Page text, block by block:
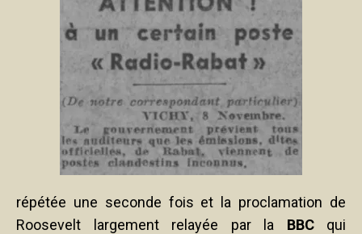
répétée une seconde fois et la proclamation de
Roosevelt largement relayée par la BBCqui